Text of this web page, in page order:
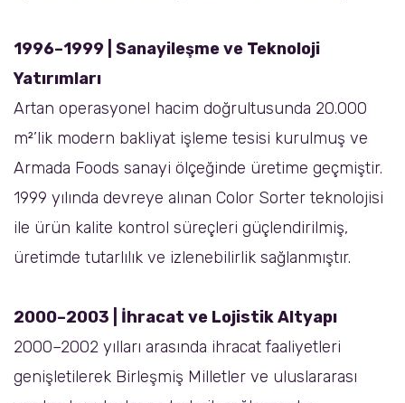
1996–1999 | Sanayileşme ve Teknoloji
Yatırımları
Artan operasyonel hacim doğrultusunda 20.000
m²’lik modern bakliyat işleme tesisi kurulmuş ve
Armada Foods sanayi ölçeğinde üretime geçmiştir.
1999 yılında devreye alınan Color Sorter teknolojisi
ile ürün kalite kontrol süreçleri güçlendirilmiş,
üretimde tutarlılık ve izlenebilirlik sağlanmıştır.
2000–2003 | İhracat ve Lojistik Altyapı
2000–2002 yılları arasında ihracat faaliyetleri
genişletilerek Birleşmiş Milletler ve uluslararası